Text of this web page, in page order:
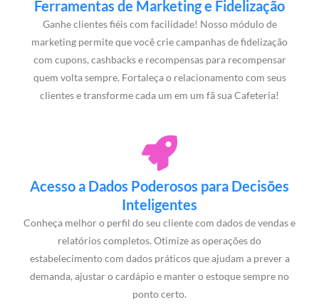
Ferramentas de Marketing e Fidelização
Ganhe clientes fiéis com facilidade! Nosso módulo de
marketing permite que você crie campanhas de fidelização
com cupons, cashbacks e recompensas para recompensar
quem volta sempre. Fortaleça o relacionamento com seus
clientes e transforme cada um em um fã sua Cafeteria!
Acesso a Dados Poderosos para Decisões
Inteligentes
Conheça melhor o perfil do seu cliente com dados de vendas e
relatórios completos. Otimize as operações do
estabelecimento com dados práticos que ajudam a prever a
demanda, ajustar o cardápio e manter o estoque sempre no
ponto certo.